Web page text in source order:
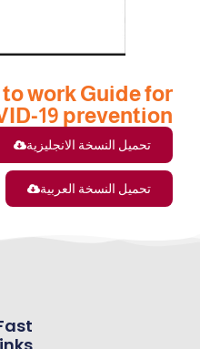
work Guide for
19 prevention
تحميل النسخة الانجليزية
تحميل النسخة العربية